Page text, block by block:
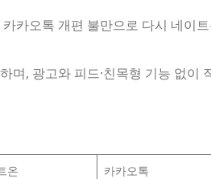
카오톡 개편 불만으로 다시 네이
며, 광고와 피드·친목형 기능 없이
온 카카오톡